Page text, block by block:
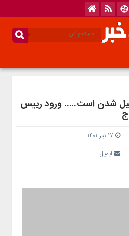
شدن است….. ورود رییس
ایمیل